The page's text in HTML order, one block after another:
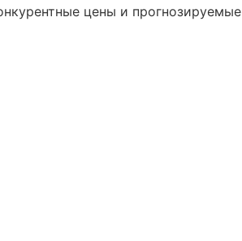
цены и прогнозируемые